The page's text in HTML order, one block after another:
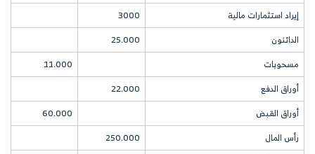
إيراد استثمارات مالية
3000
الدائنون
25.000
مسحوبات
11.000
أوراق الدفع
22.000
أوراق القبض
60.000
رأس المال
250.000